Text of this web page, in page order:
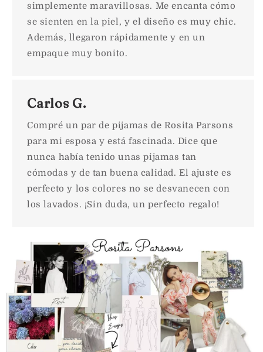
simplemente maravillosas. Me encanta cómo
se sienten en la piel, y el diseño es muy chic.
Además, llegaron rápidamente y en un
empaque muy bonito.
Carlos G.
Compré un par de pijamas de Rosita Parsons
para mi esposa y está fascinada. Dice que
nunca había tenido unas pijamas tan
cómodas y de tan buena calidad. El ajuste es
perfecto y los colores no se desvanecen con
los lavados. ¡Sin duda, un perfecto regalo!